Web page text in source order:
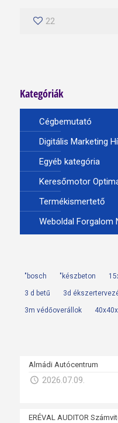
22
Kategóriák
Cégbemutató
Digitális Marketing
Egyéb kategória
Keresőmotor
Termékismertető
Weboldal Forgalom
"bosch "készbeton
3 d betű 3d
3m védőoverállok
Almádi Autócentrum
2026.07.09.
ERÉVAL AUDITOR